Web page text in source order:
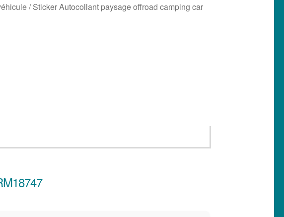
/Sticker Autocollant paysage offroad camping car